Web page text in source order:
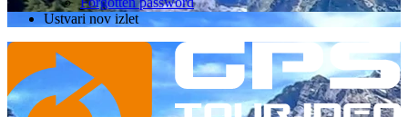
Ustvari nov izlet